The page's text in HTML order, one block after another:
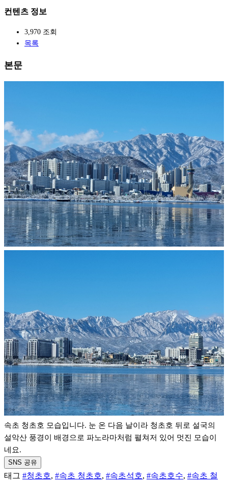
컨텐츠 정보
3,970 조회
목록
본문
속초 청초호 모습입니다. 눈 온 다음 날이라 청초호 뒤로 설국의
설악산 풍경이 배경으로 파노라마처럼 펼쳐저 있어 멋진 모습이
네요.
SNS 공유
태그 #청초호, #속초 청초호, #속초석호, #속초호수, #속초 철